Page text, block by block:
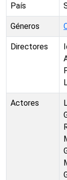
País
Géneros
Directores
Actores